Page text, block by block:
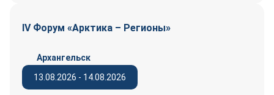
IV Форум «Арктика – Регионы»
13.08.2026 - 14.08.2026
Архангельск